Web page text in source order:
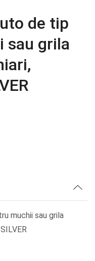
de tip
sau grila
muchii sau grila